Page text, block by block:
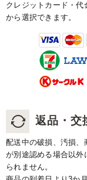
クレジットカード・
から選択できます。
返品・交
配送中の破損、汚損、
が別途認める場合以外
られません。